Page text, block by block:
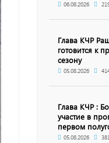
06.08.2026
Глава КЧР
готовится к
сезону
05.08.2026
Глава КЧР :
участие в
первом
05.08.2026 381